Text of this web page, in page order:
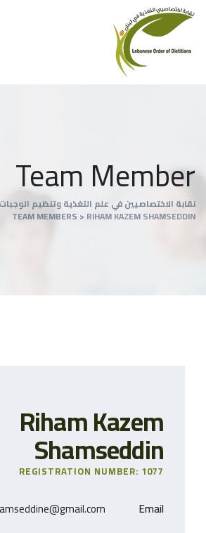
Team Member
نقابة الاختصاصيين في علم التغذية وتنظيم
TEAM MEMBERS > RIHAM KAZEM SHAMSEDDIN
Riham Kazem
Shamseddin
REGISTRATION NUMBER: 1077
Email